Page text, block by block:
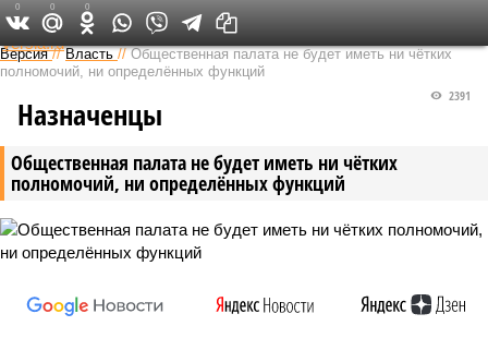
Федеральный выпуск
Версия //Власть //Общественная палата не будет иметь ни чётких
полномочий, ни определённых функций
Общественная палата не будет иметь ни чётких
полномочий, ни определённых функций
2391
Назначенцы
0 0 0